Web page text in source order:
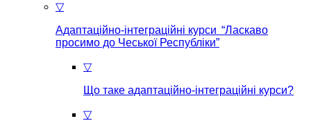
▽
Адаптаційно-інтеграційні курси “Ласкаво
просимо до Чеської Республіки”
▽
Що таке aдаптаційно-інтеграційні курси?
▽